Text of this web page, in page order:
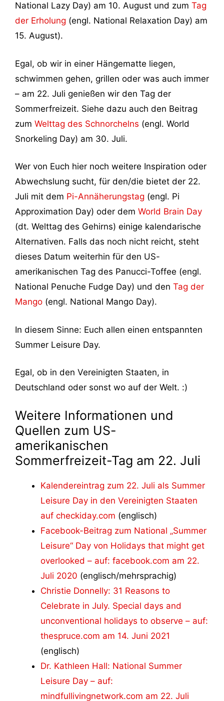
National Lazy Day) am 10. August und zum Tag
der Erholung (engl. National Relaxation Day) am
15. August).
Egal, ob wir in einer Hängematte liegen,
schwimmen gehen, grillen oder was auch immer
– am 22. Juli genießen wir den Tag der
Sommerfreizeit. Siehe dazu auch den Beitrag
zum Welttag des Schnorchelns (engl. World
Snorkeling Day) am 30. Juli.
Wer von Euch hier noch weitere Inspiration oder
Abwechslung sucht, für den/die bietet der 22.
Juli mit dem Pi-Annäherungstag (engl. Pi
Approximation Day) oder dem World Brain Day
(dt. Welttag des Gehirns) einige kalendarische
Alternativen. Falls das noch nicht reicht, steht
dieses Datum weiterhin für den US-
amerikanischen Tag des Panucci-Toffee (engl.
National Penuche Fudge Day) und den Tag der
Mango (engl. National Mango Day).
In diesem Sinne: Euch allen einen entspannten
Summer Leisure Day.
Egal, ob in den Vereinigten Staaten, in
Deutschland oder sonst wo auf der Welt. :)
Weitere Informationen und
Quellen zum US-
amerikanischen
Sommerfreizeit-Tag am 22. Juli
Kalendereintrag zum 22. Juli als Summer
Leisure Day in den Vereinigten Staaten
auf checkiday.com (englisch)
Facebook-Beitrag zum National „Summer
Leisure“ Day von Holidays that might get
overlooked – auf: facebook.com am 22.
Juli 2020 (englisch/mehrsprachig)
Christie Donnelly: 31 Reasons to
Celebrate in July. Special days and
unconventional holidays to observe – auf:
thespruce.com am 14. Juni 2021
(englisch)
Dr. Kathleen Hall: National Summer
Leisure Day – auf:
mindfullivingnetwork.com am 22. Juli